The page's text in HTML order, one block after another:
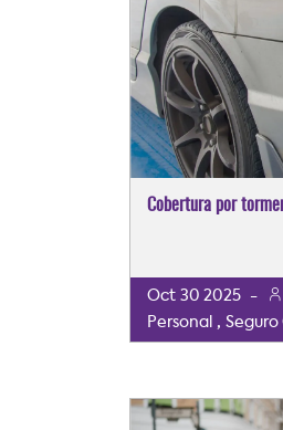
Cobertura por
Oct 30 2025 -
Personal
, Seguro